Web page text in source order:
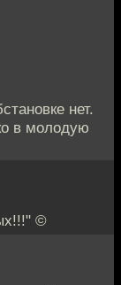
нет.
в молодую
©